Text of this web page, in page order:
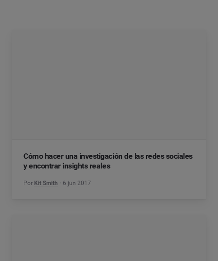
Cómo hacer una investigación de las redes sociales
y encontrar insights reales
Por Kit Smith 6 jun 2017